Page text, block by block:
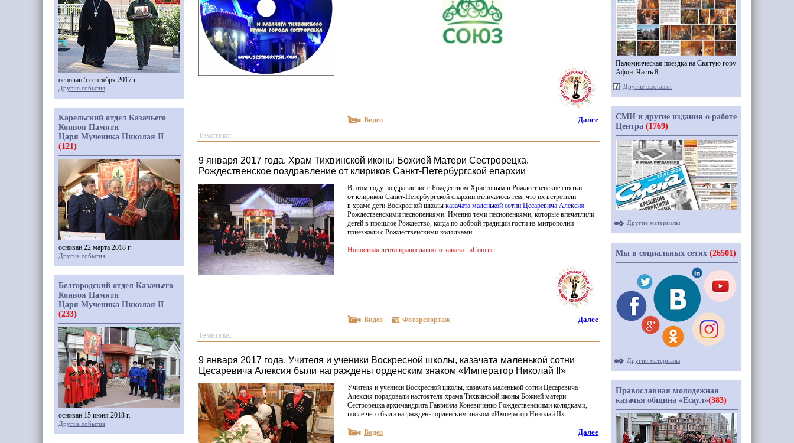
Далее
Видео
Тематика:
9 января 2017 года. Храм Тихвинской иконы Божией Матери Сестрорецка.
Рождественское поздравление от клириков Санкт-Петербургской епархии
В этом году поздравление с Рождеством Христовым в Рождественские святки
от клириков Санкт-Петербургской епархии отличалось тем, что их встретили
в храме дети Воскресной школы казачата маленькой сотни Цесаревича Алексия
Рождественскими песнопениями. Именно теми песнопениями, которые впечатлили
детей в прошлое Рождество, когда по доброй традиции гости из митрополии
приезжали с Рождественскими колядками.
Новостная лента православного канала «Союз»
Далее
Видео
Фоторепортаж
Тематика:
9 января 2017 года. Учителя и ученики Воскресной школы, казачата маленькой сотни
Цесаревича Алексия были награждены орденским знаком «Император Николай II»
Учителя и ученики Воскресной школы, казачата маленькой сотни Цесаревича
Алексия порадовали настоятеля храма Тихвинской иконы Божией матери
Сестрорецка архимандрита Гавриила Коневиченко Рождественскими колядками,
после чего были награждены орденским знаком «Император Николай II».
Далее
Видео
основан 5 сентября 2017 г.
Другие события
Карельский отдел Казачьего
Конвоя Памяти
Царя Мученика Николая II
(121)
основан 22 марта 2018 г.
Другие события
Белгородский отдел Казачьего
Конвоя Памяти
Царя Мученика Николая II
(233)
основан 15 июня 2018 г.
Другие события
Паломническая поездка на Святую гору
Афон. Часть 8
Другие выставки
СМИ и другие издания о работе
Центра (1769)
Другие материалы
Мы в социальных сетях (26501)
Другие материалы
Православная молодежная
казачья община «Есаул»(383)